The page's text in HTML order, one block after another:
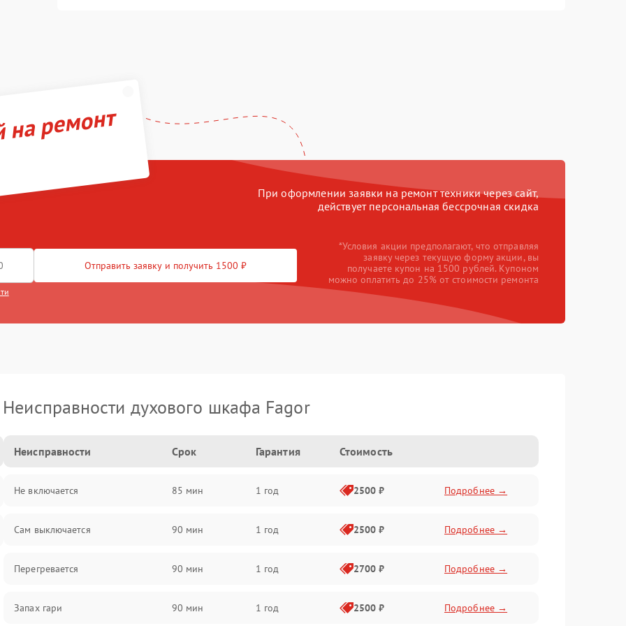
ремонт
При оформлении заявки на ремонт техники через сайт,
действует персональная бессрочная скидка
Отправить заявку и получить 1500 ₽
*Условия акции предполагают, что отправляя
заявку через текущую форму акции, вы
получаете купон на 1500 рублей. Купоном
можно оплатить до 25% от стоимости ремонта
Неисправности духового шкафа Fagor
Неисправности Срок Гарантия Стоимость
Не включается 85 мин 1 год 2500 ₽ Подробнее →
Сам выключается 90 мин 1 год 2500 ₽ Подробнее →
Перегревается 90 мин 1 год 2700 ₽ Подробнее →
Запах гари 90 мин 1 год 2500 ₽ Подробнее →